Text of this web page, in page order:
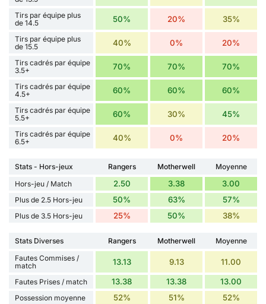
Tirs par équipe plus
de 14.5
50% 20% 35%
Tirs par équipe plus
de 15.5
40% 0% 20%
Tirs cadrés par équipe
3.5+
70% 70% 70%
Tirs cadrés par équipe
4.5+
60% 60% 60%
Tirs cadrés par équipe
5.5+
60% 30% 45%
Tirs cadrés par équipe
6.5+
40% 0% 20%
Stats - Hors-jeux Rangers Motherwell
Moyenne
Hors-jeu / Match
2.50 3.38 3.00
Plus de 2.5 Hors-jeu 50% 63% 57%
Plus de 3.5 Hors-jeu 25% 50% 38%
Stats Diverses Rangers Motherwell
Moyenne
Fautes Commises /
match
13.13 9.13 11.00
Fautes Prises / match 13.38 13.38 13.00
Possession moyenne 52% 51% 52%